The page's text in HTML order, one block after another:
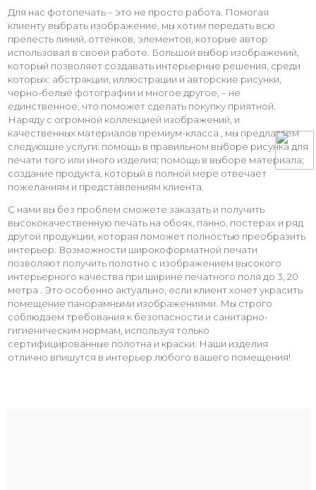
Для нас фотопечать – это не просто работа. Помогая
клиенту выбрать изображение, мы хотим передать всю
прелесть линий, оттенков, элементов, которые автор
использовал в своей работе. Большой выбор изображений,
который позволяет создавать интерьерные решения, среди
которых: абстракции, иллюстрации и авторские рисунки,
черно-белые фотографии и многое другое, – не
единственное, что поможет сделать покупку приятной.
Наряду с огромной коллекцией изображений, и
качественных материалов премиум-класса , мы предлагаем
следующие услуги: помощь в правильном выборе рисунка для
печати того или иного изделия; помощь в выборе материала;
создание продукта, который в полной мере отвечает
пожеланиям и представлениям клиента.
С нами вы без проблем сможете заказать и получить
высококачественную печать на обоях, панно, постерах и ряд
другой продукции, которая поможет полностью преобразить
интерьер. Возможности широкоформатной печати
позволяют получить полотно с изображением высокого
интерьерного качества при ширине печатного поля до 3, 20
метра . Это особенно актуально, если клиент хочет украсить
помещение панорамными изображениями. Мы строго
соблюдаем требования к безопасности и санитарно-
гигиеническим нормам, используя только
сертифицированные полотна и краски. Наши изделия
отлично впишутся в интерьер любого вашего помещения!